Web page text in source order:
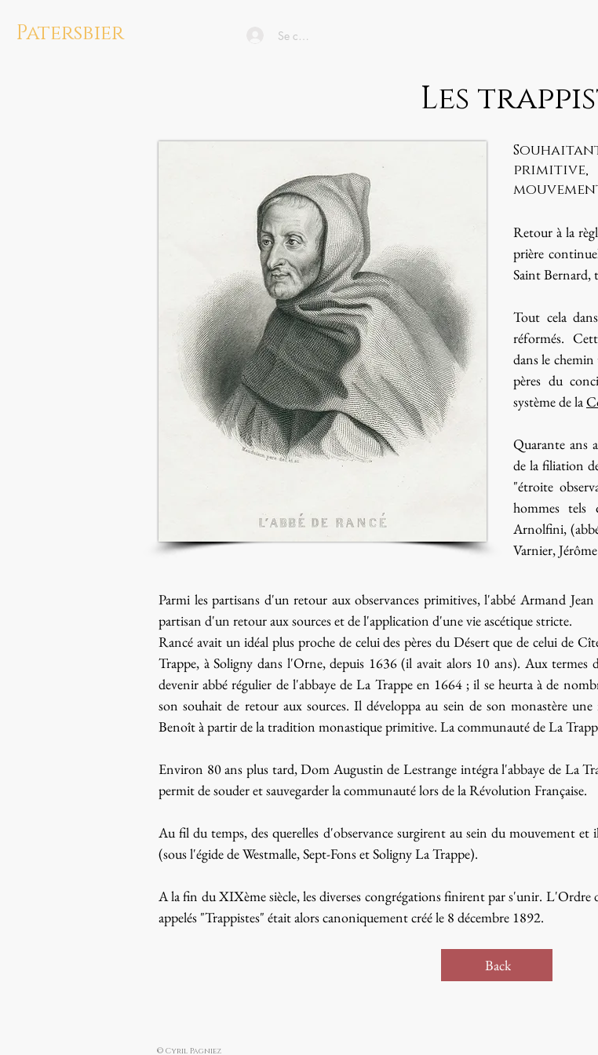
Patersbier Se connecter
Les
Retour à la
prière
Saint Bernard,
Tout cela
réformés.
dans le
pères du
système de la
Quarante ans
de la filiation
"étroite
hommes tels
Arnolfini,
Varnier,
Parmi les partisans d'un retour aux observances primitives, l'abbé Armand
partisan d'un retour aux sources et de l'application d'une vie ascétique stricte.
Rancé avait un idéal plus proche de celui des pères du Désert que de celui de
Trappe, à Soligny dans l'Orne, depuis 1636 (il avait alors 10 ans). Aux
devenir abbé régulier de l'abbaye de La Trappe en 1664 ; il se heurta à de
son souhait de retour aux sources. Il développa au sein de son monastère
Benoît à partir de la tradition monastique primitive. La communauté de La
Environ 80 ans plus tard, Dom Augustin de Lestrange intégra l'abbaye de La
permit de souder et sauvegarder la communauté lors de la Révolution Française.
Au fil du temps, des querelles d'observance surgirent au sein du mouvement
(sous l'égide de Westmalle, Sept-Fons et Soligny La Trappe).
A la fin du XIXème siècle, les diverses congrégations finirent par s'unir. L'Ordre
appelés "Trappistes" était alors canoniquement créé le 8 décembre 1892.
Back
© Cyril Pagniez